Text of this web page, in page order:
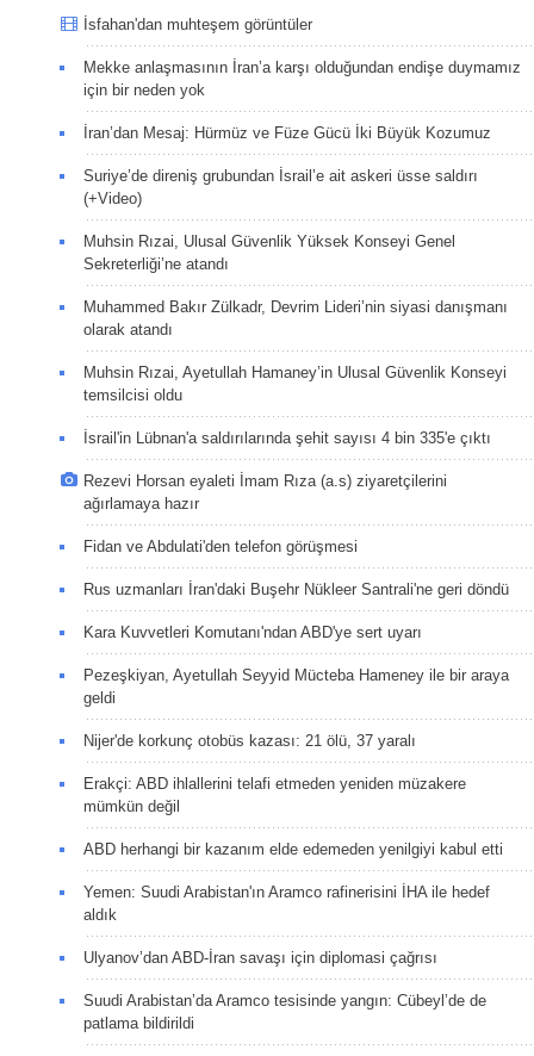
İsfahan'dan muhteşem görüntüler
Mekke anlaşmasının İran’a karşı olduğundan endişe duymamız
için bir neden yok
İran’dan Mesaj: Hürmüz ve Füze Gücü İki Büyük Kozumuz
Suriye’de direniş grubundan İsrail’e ait askeri üsse saldırı
(+Video)
Muhsin Rızai, Ulusal Güvenlik Yüksek Konseyi Genel
Sekreterliği’ne atandı
Muhammed Bakır Zülkadr, Devrim Lideri’nin siyasi danışmanı
olarak atandı
Muhsin Rızai, Ayetullah Hamaney’in Ulusal Güvenlik Konseyi
temsilcisi oldu
İsrail'in Lübnan'a saldırılarında şehit sayısı 4 bin 335'e çıktı
Rezevi Horsan eyaleti İmam Rıza (a.s) ziyaretçilerini
ağırlamaya hazır
Fidan ve Abdulati'den telefon görüşmesi
Rus uzmanları İran'daki Buşehr Nükleer Santrali'ne geri döndü
Kara Kuvvetleri Komutanı'ndan ABD'ye sert uyarı
Pezeşkiyan, Ayetullah Seyyid Mücteba Hameney ile bir araya
geldi
Nijer'de korkunç otobüs kazası: 21 ölü, 37 yaralı
Erakçi: ABD ihlallerini telafi etmeden yeniden müzakere
mümkün değil
ABD herhangi bir kazanım elde edemeden yenilgiyi kabul etti
Yemen: Suudi Arabistan'ın Aramco rafinerisini İHA ile hedef
aldık
Ulyanov’dan ABD-İran savaşı için diplomasi çağrısı
Suudi Arabistan’da Aramco tesisinde yangın: Cübeyl’de de
patlama bildirildi